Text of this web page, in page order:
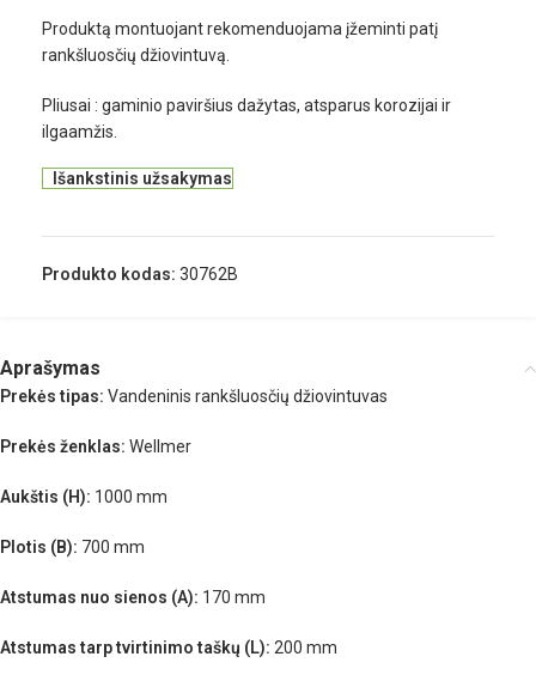
Produktą montuojant rekomenduojama įžeminti patį
rankšluosčių džiovintuvą.
Pliusai : gaminio paviršius dažytas, atsparus korozijai ir
ilgaamžis.
Išankstinis užsakymas
Produkto kodas: 30762B
Aprašymas
Prekės tipas: Vandeninis rankšluosčių džiovintuvas
Prekės ženklas: Wellmer
Aukštis (H): 1000 mm
Plotis (B): 700 mm
Atstumas nuo sienos (A): 170 mm
Atstumas tarp tvirtinimo taškų (L): 200 mm